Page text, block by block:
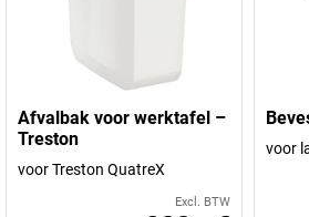
Afvalbak voor werktafel –
Treston
voor Treston QuatreX
Excl. BTW
voor